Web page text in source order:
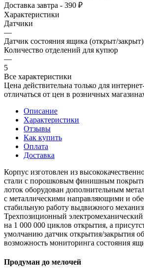
Доставка завтра - 390 ₽
Характеристики
Датчики
—
Датчик состояния ящика (открыт/закрыт)
Количество отделений для купюр
—
5
Все характеристики
Цена действительна только для
отличаться от цен в розничных
Описание
Характеристики
Отзывы
Как купить
Оплата
Доставка
Корпус изготовлен из
стали с порошковым финишным
лоток оборудован дополнительным
с металлическими направляющими и
стабильную работу выдвижного
Трехпозиционный электромеханический
на 1 000 000 циклов открытия, а
умолчанию датчик открытия/закрытия
возможность мониторинга состояния
Продуман до мелочей